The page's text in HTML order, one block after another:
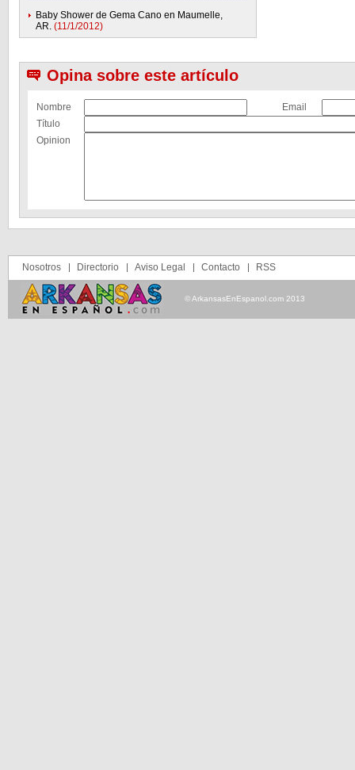
Baby Shower de Gema Cano en Maumelle,
AR. (11/1/2012)
Opina sobre este artículo
Nombre
Email
Título
Opinion
Nosotros Directorio Aviso Legal Contacto RSS
© ArkansasEnEspanol.com 2013